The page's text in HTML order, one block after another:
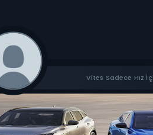
Vites Sadece Hız